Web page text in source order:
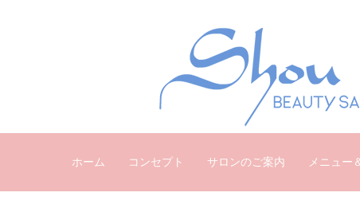
ホーム コンセプト サロンのご案内 メニュー